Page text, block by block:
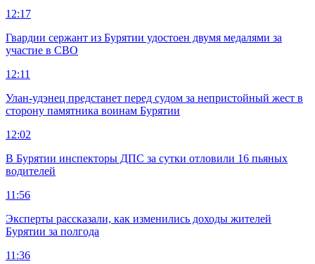
12:17
Гвардии сержант из Бурятии удостоен двумя медалями за
участие в СВО
12:11
Улан-удэнец предстанет перед судом за непристойный жест в
сторону памятника воинам Бурятии
12:02
В Бурятии инспекторы ДПС за сутки отловили 16 пьяных
водителей
11:56
Эксперты рассказали, как изменились доходы жителей
Бурятии за полгода
11:36